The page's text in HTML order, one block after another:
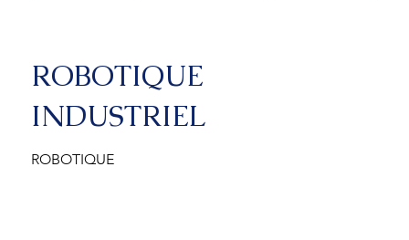
ROBOTIQUE
INDUSTRIEL
ROBOTIQUE